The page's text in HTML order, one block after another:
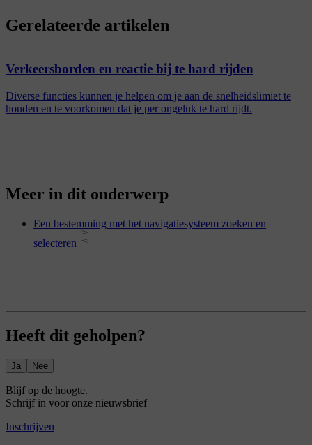
Gerelateerde artikelen
Verkeersborden en reactie bij te hard rijden
Diverse functies kunnen je helpen om je aan de snelheidslimiet te
houden en te voorkomen dat je per ongeluk te hard rijdt.
Meer in dit onderwerp
Een bestemming met het navigatiesysteem zoeken en
selecteren
Heeft dit geholpen?
Ja Nee